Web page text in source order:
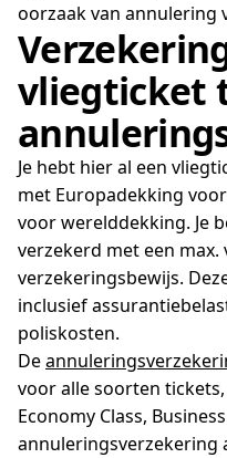
oorzaak van annulering
vliegticket
Je hebt hier al een
met Europadekking
voor werelddekking. Je
verzekerd met een max.
verzekeringsbewijs.
inclusief
poliskosten.
De
voor alle soorten
Economy Class,
annuleringsverzekering